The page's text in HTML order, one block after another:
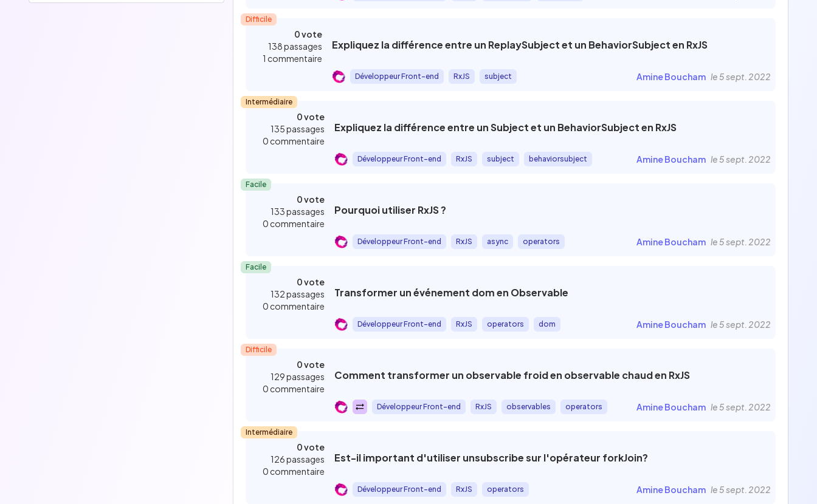
Difficile
0 vote
138 passages
1 commentaire
Expliquez la différence entre un ReplaySubject et un BehaviorSubject en RxJS
Développeur Front-end RxJS subject Amine Boucham le 5 sept. 2022
Intermédiaire
0 vote
135 passages
0 commentaire
Expliquez la différence entre un Subject et un BehaviorSubject en RxJS
Développeur Front-end RxJS subject behaviorsubject Amine Boucham le 5 sept. 2022
Facile
0 vote
133 passages
0 commentaire
Pourquoi utiliser RxJS ?
Développeur Front-end RxJS async operators Amine Boucham le 5 sept. 2022
Facile
0 vote
132 passages
0 commentaire
Transformer un événement dom en Observable
Développeur Front-end RxJS operators dom Amine Boucham le 5 sept. 2022
Difficile
0 vote
129 passages
0 commentaire
Comment transformer un observable froid en observable chaud en RxJS
Développeur Front-end RxJS observables operators Amine Boucham le 5 sept. 2022
Intermédiaire
0 vote
126 passages
0 commentaire
Est-il important d'utiliser unsubscribe sur l'opérateur forkJoin?
Développeur Front-end RxJS operators Amine Boucham le 5 sept. 2022